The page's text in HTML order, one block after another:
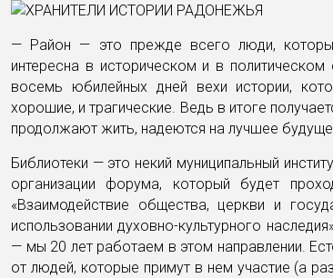
— Район — это прежде всего люди,
интересна в историческом и в
восемь юбилейных дней вехи истории,
хорошие, и трагические. Ведь в итоге
продолжают жить, надеются на лучшее
Библиотеки — это некий муниципальный
организации форума, который будет
«Взаимодействие общества, церкви и
использовании духовно-культурного
— мы 20 лет работаем в этом направлении.
от людей, которые примут в нем участие (а